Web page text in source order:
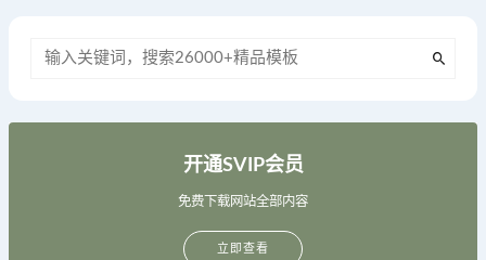
开通SVIP会员
免费下载网站全部内容
立即查看